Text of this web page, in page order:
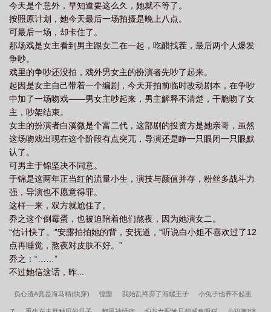
今天是个意外，早知道要这么久，她就不等了。
按照原计划，她今天最后一场拍摄是晚上八点。
可最后一场，却卡住了。
那场戏是女主看到男主跟女二在一起，吃醋找茬，最后两个人爆发
争吵。
戏里的争吵还没拍，戏外男女主的扮演者先吵了起来。
起因是女主自己带着一个编剧，今天开拍前临时改动剧本，在争吵
中加了一场吻戏——男女主吵起来，男主解释不清楚，干脆吻了女
主，吵架结束。
女主的扮演者白溪微是个富二代，这部剧的投资方是她亲哥，虽然
这场吻戏出现在这个阶段有点突兀，导演还是睁一只眼闭一只眼默
认了。
可男主于锦坚决不同意。
于锦是这两年正当红的流量小生，演技与颜值并存，粉丝多战斗力
强，导演也不愿意得罪。
这样一来，双方就尬住了。
乔之这个倒霉蛋，也被迫陪着他们熬夜，因为她演女二。
“估计快了。”安露拍拍她的背，安抚道，“听说白小姐不喜欢过了12
点再睡觉，熬夜对皮肤不好。”
乔之：“……”
不过她信这话，昨...
负心渣A竟是海马精(快穿) 惶惶 我始乱终弃了海螺王子 小兔子他养不起崽